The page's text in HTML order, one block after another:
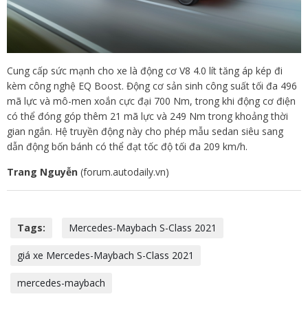
Cung cấp sức mạnh cho xe là động cơ V8 4.0 lít tăng áp kép đi
kèm công nghệ EQ Boost. Động cơ sản sinh công suất tối đa 496
mã lực và mô-men xoắn cực đại 700 Nm, trong khi động cơ điện
có thể đóng góp thêm 21 mã lực và 249 Nm trong khoảng thời
gian ngắn. Hệ truyền động này cho phép mẫu sedan siêu sang
dẫn động bốn bánh có thể đạt tốc độ tối đa 209 km/h.
Trang Nguyễn (forum.autodaily.vn)
Tags: Mercedes-Maybach S-Class 2021
giá xe Mercedes-Maybach S-Class 2021
mercedes-maybach